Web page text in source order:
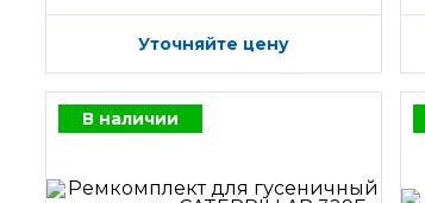
Уточняйте цену
В наличии